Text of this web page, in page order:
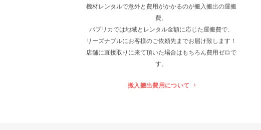
機材レンタルで意外と費用がかかるのが搬入搬出の運搬
費。
パプリカでは地域とレンタル金額に応じた運搬費で、
リーズナブルにお客様のご依頼先までお届け致します！
店舗に直接取りに来て頂いた場合はもちろん費用ゼロで
す。
搬入搬出費用について